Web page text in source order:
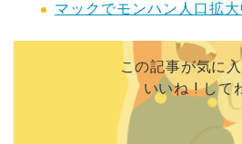
マックでモンハン人口拡大
この記事が気に
いいね ! して